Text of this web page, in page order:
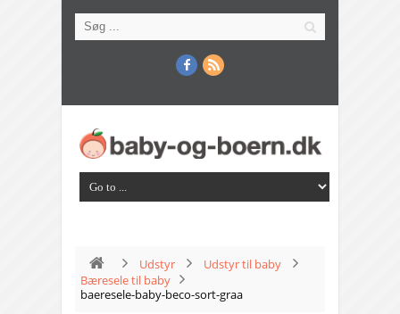
Udstyr
Udstyr til baby
Bæresele til baby
baeresele-baby-beco-sort-graa